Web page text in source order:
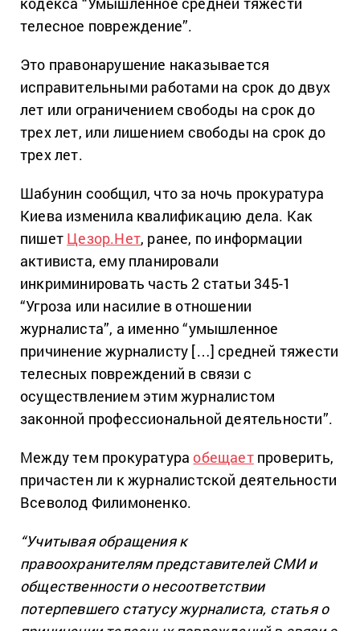
телесное повреждение”.
Это правонарушение наказывается
исправительными работами на срок до двух
лет или ограничением свободы на срок до
трех лет, или лишением свободы на срок до
трех лет.
Шабунин сообщил, что за ночь прокуратура
Киева изменила квалификацию дела. Как
пишет Цезор.Нет, ранее, по информации
активиста, ему планировали
инкриминировать часть 2 статьи 345-1
“Угроза или насилие в отношении
журналиста”, а именно “умышленное
причинение журналисту […] средней тяжести
телесных повреждений в связи с
осуществлением этим журналистом
законной профессиональной деятельности”.
Между тем прокуратура обещаетпроверить,
причастен ли к журналистской деятельности
Всеволод Филимоненко.
“Учитывая обращения к
правоохранителям представителей СМИ и
общественности о несоответствии
потерпевшего статусу журналиста, статья о